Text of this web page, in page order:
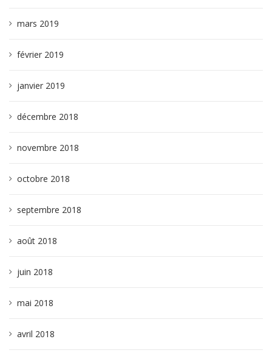
mars 2019
février 2019
janvier 2019
décembre 2018
novembre 2018
octobre 2018
septembre 2018
août 2018
juin 2018
mai 2018
avril 2018